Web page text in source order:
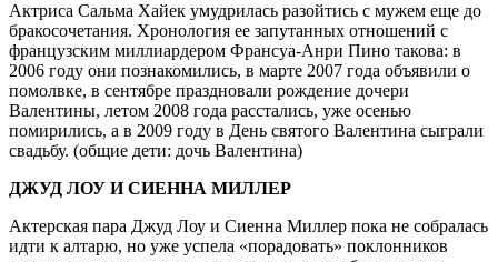
Актриса Сальма Хайек умудрилась разойтись с мужем еще до
бракосочетания. Хронология ее запутанных отношений с
французским миллиардером Франсуа-Анри Пино такова: в
2006 году они познакомились, в марте 2007 года объявили о
помолвке, в сентябре праздновали рождение дочери
Валентины, летом 2008 года расстались, уже осенью
помирились, а в 2009 году в День святого Валентина сыграли
свадьбу. (общие дети: дочь Валентина)
ДЖУД ЛОУ И СИЕННА МИЛЛЕР
Актерская пара Джуд Лоу и Сиенна Миллер пока не собралась
идти к алтарю, но уже успела «порадовать» поклонников